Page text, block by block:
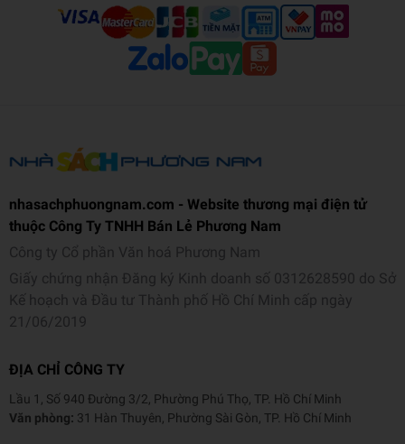
nhasachphuongnam.com - Website thương mại điện tử
thuộc Công Ty TNHH Bán Lẻ Phương Nam
Công ty Cổ phần Văn hoá Phương Nam
Giấy chứng nhận Đăng ký Kinh doanh số 0312628590 do Sở
Kế hoạch và Đầu tư Thành phố Hồ Chí Minh cấp ngày
21/06/2019
ĐỊA CHỈ CÔNG TY
Lầu 1, Số 940 Đường 3/2, Phường Phú Thọ, TP. Hồ Chí Minh
Văn phòng: 31 Hàn Thuyên, Phường Sài Gòn, TP. Hồ Chí Minh